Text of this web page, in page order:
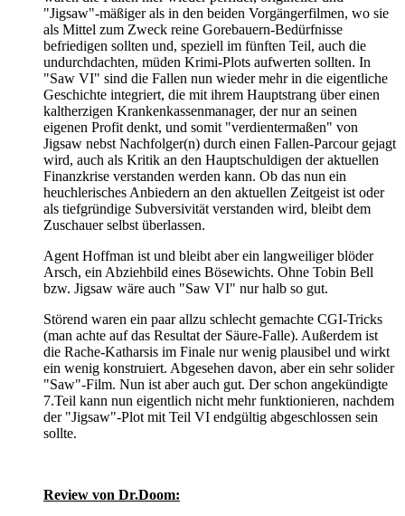
"Jigsaw"-mäßiger als in den beiden Vorgängerfilmen, wo sie
als Mittel zum Zweck reine Gorebauern-Bedürfnisse
befriedigen sollten und, speziell im fünften Teil, auch die
undurchdachten, müden Krimi-Plots aufwerten sollten. In
"Saw VI" sind die Fallen nun wieder mehr in die eigentliche
Geschichte integriert, die mit ihrem Hauptstrang über einen
kaltherzigen Krankenkassenmanager, der nur an seinen
eigenen Profit denkt, und somit "verdientermaßen" von
Jigsaw nebst Nachfolger(n) durch einen Fallen-Parcour gejagt
wird, auch als Kritik an den Hauptschuldigen der aktuellen
Finanzkrise verstanden werden kann. Ob das nun ein
heuchlerisches Anbiedern an den aktuellen Zeitgeist ist oder
als tiefgründige Subversivität verstanden wird, bleibt dem
Zuschauer selbst überlassen.
Agent Hoffman ist und bleibt aber ein langweiliger blöder
Arsch, ein Abziehbild eines Bösewichts. Ohne Tobin Bell
bzw. Jigsaw wäre auch "Saw VI" nur halb so gut.
Störend waren ein paar allzu schlecht gemachte CGI-Tricks
(man achte auf das Resultat der Säure-Falle). Außerdem ist
die Rache-Katharsis im Finale nur wenig plausibel und wirkt
ein wenig konstruiert. Abgesehen davon, aber ein sehr solider
"Saw"-Film. Nun ist aber auch gut. Der schon angekündigte
7.Teil kann nun eigentlich nicht mehr funktionieren, nachdem
der "Jigsaw"-Plot mit Teil VI endgültig abgeschlossen sein
sollte.
Review von Dr.Doom: